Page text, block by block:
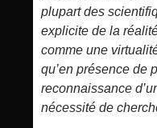
plupart des
explicite de la
comme une
qu’en présence de
reconnaissance
nécessité de